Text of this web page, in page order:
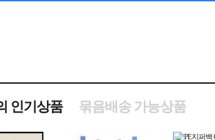
인기상품 묶음배송 가능상품